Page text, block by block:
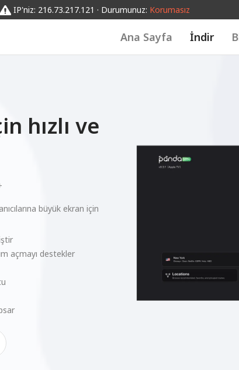
IP'niz: 216.73.217.121 · Durumunuz: Korumasız
Ana Sayfa İndir
hızlı ve
büyük ekran için
açmayı destekler